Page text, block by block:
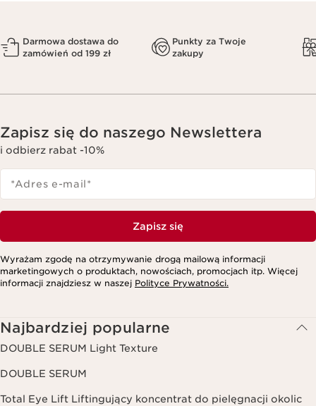
Darmowa dostawa do
zamówień od 199 zł
Punkty za Twoje
zakupy
Zapisz się do naszego Newslettera
i odbierz rabat -10%
*Adres e-mail*
Zapisz się
Wyrażam zgodę na otrzymywanie drogą mailową informacji
marketingowych o produktach, nowościach, promocjach itp. Więcej
informacji znajdziesz w naszej Polityce Prywatności.
Najbardziej popularne
DOUBLE SERUM Light Texture
DOUBLE SERUM
Total Eye Lift Liftingujący koncentrat do pielęgnacji okolic